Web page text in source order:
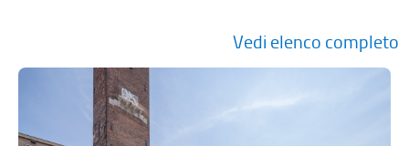
Vedi elenco completo